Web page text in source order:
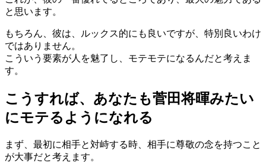
と思います。
もちろん、彼は、ルックス的にも良いですが、特別良いわけ
ではありません。
こういう要素が人を魅了し、モテモテになるんだと考えま
す。
こうすれば、あなたも菅田将暉みたい
にモテるようになれる
まず、最初に相手と対峙する時、 相手に尊敬の念を持つこと
が大事だと考えます。